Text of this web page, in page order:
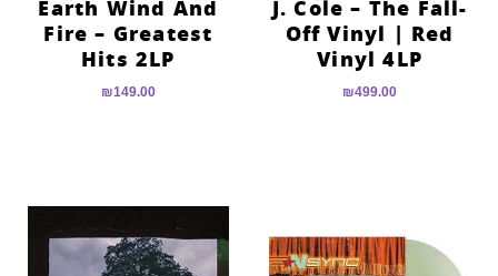
J. Cole – The Fall-
Off Vinyl | Red
Vinyl 4LP
₪499.00
Earth Wind And
Fire – Greatest
Hits 2LP
₪149.00